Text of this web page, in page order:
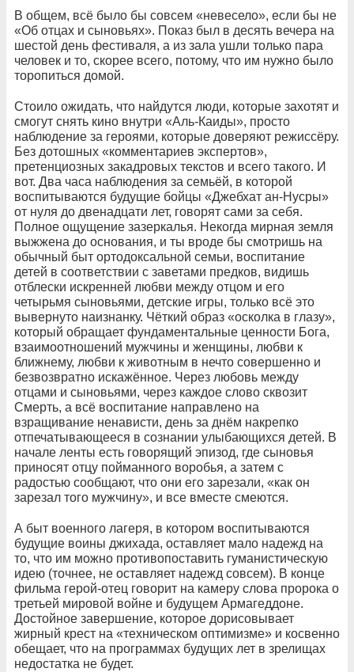
В общем, всё было бы совсем «невесело», если бы не
«Об отцах и сыновьях». Показ был в десять вечера на
шестой день фестиваля, а из зала ушли только пара
человек и то, скорее всего, потому, что им нужно было
торопиться домой.
Стоило ожидать, что найдутся люди, которые захотят и
смогут снять кино внутри «Аль-Каиды», просто
наблюдение за героями, которые доверяют режиссёру.
Без дотошных «комментариев экспертов»,
претенциозных закадровых текстов и всего такого. И
вот. Два часа наблюдения за семьёй, в которой
воспитываются будущие бойцы «Джебхат ан-Нусры»
от нуля до двенадцати лет, говорят сами за себя.
Полное ощущение зазеркалья. Некогда мирная земля
выжжена до основания, и ты вроде бы смотришь на
обычный быт ортодоксальной семьи, воспитание
детей в соответствии с заветами предков, видишь
отблески искренней любви между отцом и его
четырьмя сыновьями, детские игры, только всё это
вывернуто наизнанку. Чёткий образ «осколка в глазу»,
который обращает фундаментальные ценности Бога,
взаимоотношений мужчины и женщины, любви к
ближнему, любви к животным в нечто совершенно и
безвозвратно искажённое. Через любовь между
отцами и сыновьями, через каждое слово сквозит
Смерть, а всё воспитание направлено на
взращивание ненависти, день за днём накрепко
отпечатывающееся в сознании улыбающихся детей. В
начале ленты есть говорящий эпизод, где сыновья
приносят отцу пойманного воробья, а затем с
радостью сообщают, что они его зарезали, «как он
зарезал того мужчину», и все вместе смеются.
А быт военного лагеря, в котором воспитываются
будущие воины джихада, оставляет мало надежд на
то, что им можно противопоставить гуманистическую
идею (точнее, не оставляет надежд совсем). В конце
фильма герой-отец говорит на камеру слова пророка о
третьей мировой войне и будущем Армагеддоне.
Достойное завершение, которое дорисовывает
жирный крест на «техническом оптимизме» и косвенно
обещает, что на программах будущих лет в зрелищах
недостатка не будет.